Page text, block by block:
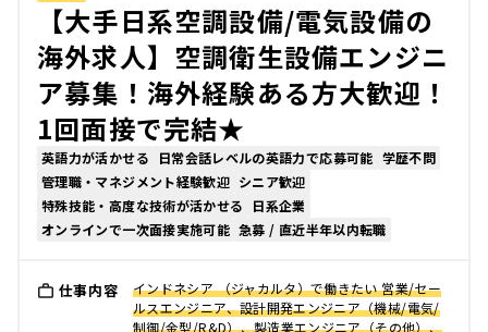
【大手日系空調設備/電気設備の
海外求人】空調衛生設備エンジニ
ア募集！海外経験ある方大歓迎！
1回面接で完結★
英語力が活かせる 日常会話レベルの英語力で応募可能 学歴不問
管理職・マネジメント経験歓迎 シニア歓迎
特殊技能・高度な技術が活かせる
日系企業
オンラインで一次面接実施可能 急募 / 直近半年以内転職
仕事内容
インドネシア （ジャカルタ）で働きたい 営業/セー
ルスエンジニア、設計開発エンジニア（機械/電気/
制御/金型/R&D）、製造業エンジニア（その他）、